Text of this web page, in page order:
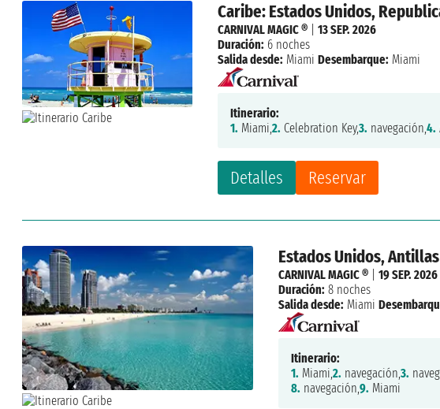
Caribe: Estados Unidos,
Detalles Reservar
CARNIVAL MAGIC ® |13 SEP. 2026
Duración: 6 noches
Salida desde: Miami Desembarque: Miami
Itinerario:
1. Miami,2. Celebration Key,3. navegación,4.
Estados Unidos,
CARNIVAL MAGIC ®| 19 SEP. 2026
Duración: 8 noches
Salida desde: Miami
Itinerario:
1. Miami,2. navegación,3.
8. navegación,9. Miami